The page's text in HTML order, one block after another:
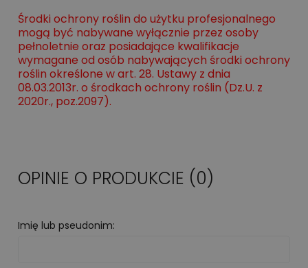
Środki ochrony roślin do użytku profesjonalnego
mogą być nabywane wyłącznie przez osoby
pełnoletnie oraz posiadające kwalifikacje
wymagane od osób nabywających środki ochrony
roślin określone w art. 28. Ustawy z dnia
08.03.2013r. o środkach ochrony roślin (Dz.U. z
2020r., poz.2097).
OPINIE O PRODUKCIE (0)
Imię lub pseudonim: